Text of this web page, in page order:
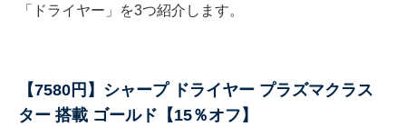
「ドライヤー」を3つ紹介します。
【7580円】シャープ ドライヤー プラズマクラス
ター 搭載 ゴールド【15％オフ】